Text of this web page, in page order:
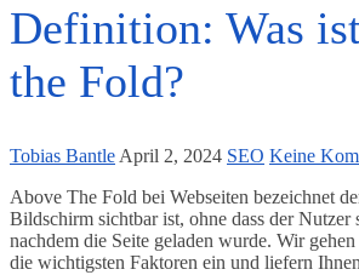
Definition: Was
the Fold?
Tobias BantleApril 2, 2024 SEO Keine
Above The Fold bei Webseiten bezeichnet
Bildschirm sichtbar ist, ohne dass der Nutzer
nachdem die Seite geladen wurde. Wir
die wichtigsten Faktoren ein und liefern